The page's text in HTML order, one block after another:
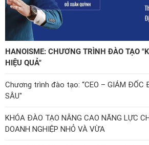
HANOISME: CHƯƠNG TRÌNH ĐÀO TẠO
HIỆU QUẢ"
Chương trình đào tạo: “CEO – GIÁM ĐỐC
SÂU"
KHÓA ĐÀO TẠO NÂNG CAO NĂNG LỰC
DOANH NGHIỆP NHỎ VÀ VỪA